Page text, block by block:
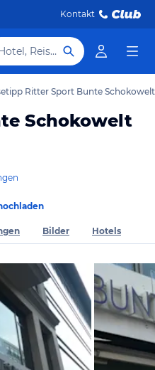
Kontakt
Hotel, Reiseziel
Ritter Sport Bunte Schokowelt
Schokowelt
Bilder Hotels